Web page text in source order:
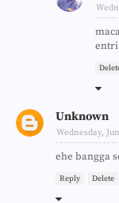
entri
Unknown
Wednesday,
ehe bangga
Reply Delete